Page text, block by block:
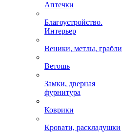
Аптечки
Благоустройство.
Интерьер
Веники, метлы, грабли
Ветошь
Замки, дверная
фурнитура
Коврики
Кровати, раскладушки